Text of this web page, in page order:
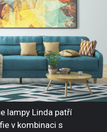
lampy Linda patří
v kombinaci s